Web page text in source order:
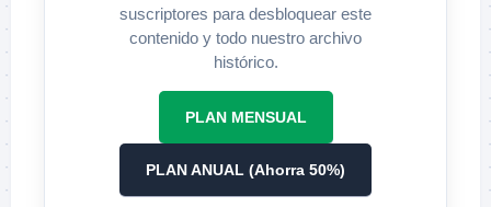
suscriptores para desbloquear este
contenido y todo nuestro archivo
histórico.
PLAN MENSUAL
PLAN ANUAL (Ahorra 50%)